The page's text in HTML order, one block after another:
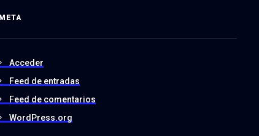
META
Acceder
Feed de entradas
Feed de comentarios
WordPress.org